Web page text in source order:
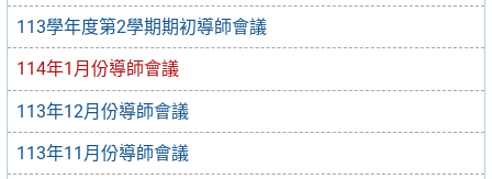
113學年度第2學期期初導師會議
114年1月份導師會議
113年12月份導師會議
113年11月份導師會議